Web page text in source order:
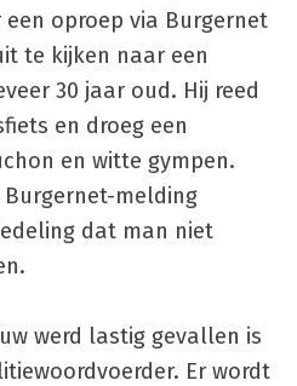
een oproep via Burgernet
te kijken naar een
30 jaar oud. Hij reed
en droeg een
en witte gympen.
Burgernet-melding
dat man niet
werd lastig gevallen is
Er wordt